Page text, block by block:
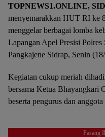
TOPNEWS1.ONLINE,
menyemarakkan HUT RI ke
menggelar berbagai lomba
Lapangan Apel Presisi Polres
Pangkajene Sidrap, Senin
Kegiatan cukup meriah
bersama Ketua Bhayangkari
beserta pengurus dan
Pasang